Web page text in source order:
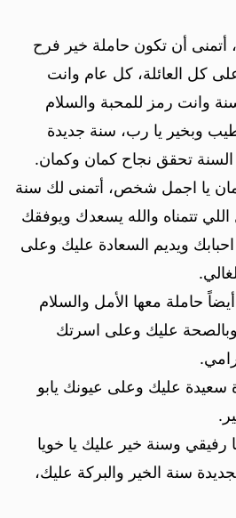
أتمنى أن تكون حاملة خير فرح
كل العائلة، كل عام وانت
وانت رمز للمحبة والسلام
وبخير يا رب، سنة جديدة
تحقق نجاح كمان وكمان.
يا اجمل شخص، أتمنى لك سنة
تتمناه والله يسعدك ويوفقك
ويديم السعادة عليك وعلى
حاملة معها الأمل والسلام
وبالصحة عليك وعلى اسرتك
عليك وعلى عيونك يابو
وسنة خير عليك يا خويا
سنة الخير والبركة عليك،